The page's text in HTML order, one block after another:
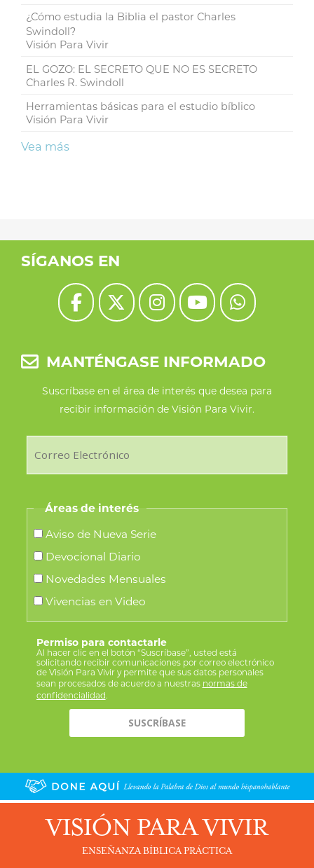
¿Cómo estudia la Biblia el pastor Charles
Swindoll?
Visión Para Vivir
EL GOZO: EL SECRETO QUE NO ES SECRETO
Charles R. Swindoll
Herramientas básicas para el estudio bíblico
Visión Para Vivir
Vea más
SÍGANOS EN
MANTÉNGASE INFORMADO
Suscríbase en el área de interés que desea para
recibir información de Visión Para Vivir.
Áreas de interés
Aviso de Nueva Serie
Devocional Diario
Novedades Mensuales
Vivencias en Video
Permiso para contactarle
Al hacer clic en el botón “Suscríbase”, usted está
solicitando recibir comunicaciones por correo electrónico
de Visión Para Vivir y permite que sus datos personales
sean procesados de acuerdo a nuestras normas de
confidencialidad.
VISIÓN PARA VIVIR
ENSEÑANZA BÍBLICA PRÁCTICA